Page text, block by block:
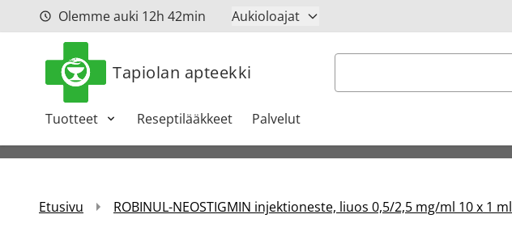
Siirry sisältöönOlemme auki 12h 42min Aukioloajat
Tapiolan apteekki Haku
Tuotteet Reseptilääkkeet Palvelut
Etusivu ROBINUL-NEOSTIGMIN injektioneste, liuos 0,5/2,5 mg/ml 10 x 1 ml